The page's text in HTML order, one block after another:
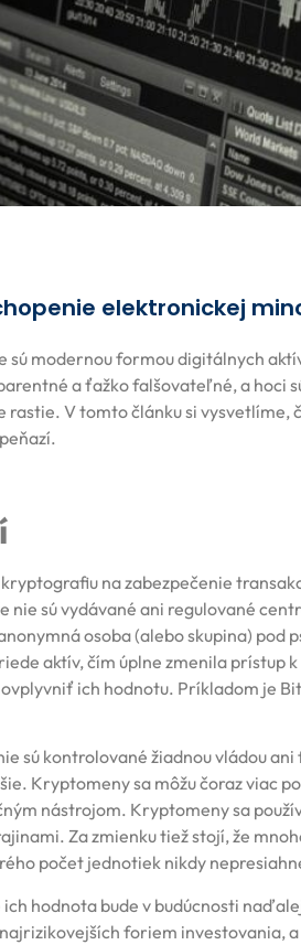
elektronickej
sú modernou formou digitálnych
a ťažko falšovateľné, a hoci
V tomto článku si vysvetlíme,
na zabezpečenie
nie sú vydávané ani regulované
osoba (alebo skupina) pod
aktív, čím úplne zmenila prístup
ich hodnotu. Príkladom je
sú kontrolované žiadnou vládou
Kryptomeny sa môžu čoraz viac
nástrojom. Kryptomeny sa
Za zmienku tiež stojí, že
počet jednotiek nikdy
hodnota bude v budúcnosti
foriem investovania,